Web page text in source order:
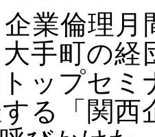
業倫理
手町の
ップセ
る「関